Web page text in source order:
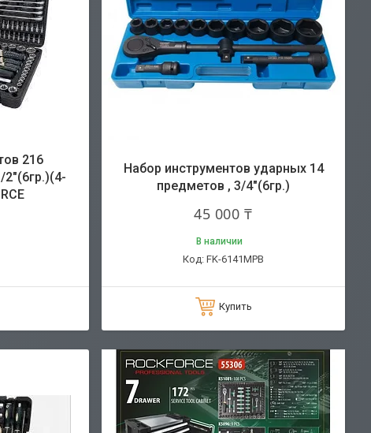
216
Набор инструментов ударных 14
предметов , 3/4"(6гр.)
45 000 ₸
В наличии
FK-6141MPB
Купить